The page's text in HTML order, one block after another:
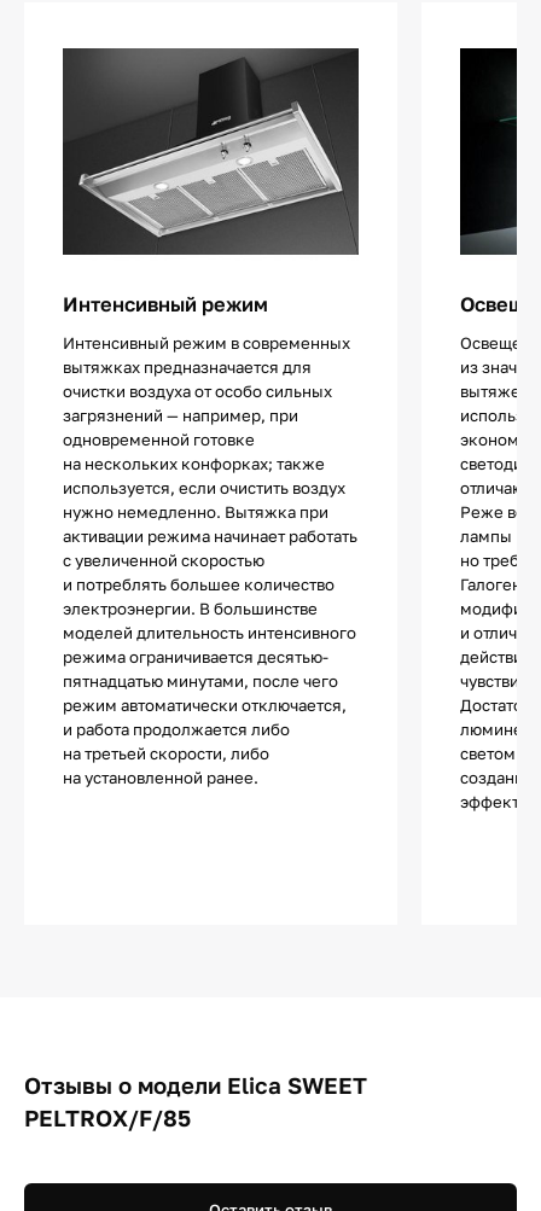
Интенсивный режим
Интенсивный режим в современных
вытяжках предназначается для
очистки воздуха от особо сильных
загрязнений — например, при
одновременной готовке
на нескольких конфорках; также
используется, если очистить воздух
нужно немедленно. Вытяжка при
активации режима начинает работать
с увеличенной скоростью
и потреблять большее количество
электроэнергии. В большинстве
моделей длительность интенсивного
режима ограничивается десятью-
пятнадцатью минутами, после чего
режим автоматически отключается,
и работа продолжается либо
на третьей скорости, либо
на установленной ранее.
из
вытяжек.
Реже
лампы
но
и
светом и
создания
Отзывы о модели Elica SWEET
PELTROX/F/85